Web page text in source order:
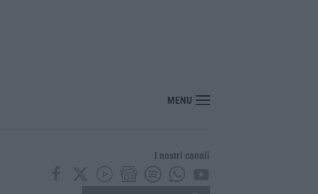
Calanna, 40enne elettricista muore folgorato
MENU
I nostri canali